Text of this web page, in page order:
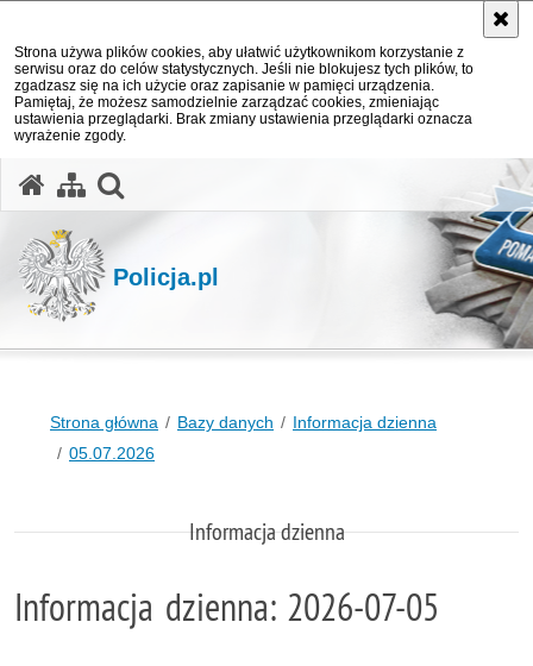
Strona używa plików cookies, aby ułatwić użytkownikom korzystanie z
serwisu oraz do celów statystycznych. Jeśli nie blokujesz tych plików, to
zgadzasz się na ich użycie oraz zapisanie w pamięci urządzenia.
Pamiętaj, że możesz samodzielnie zarządzać cookies, zmieniając
ustawienia przeglądarki. Brak zmiany ustawienia przeglądarki oznacza
wyrażenie zgody.
Policja.pl
Strona główna Bazy danych
Informacja dzienna
05.07.2026
Informacja dzienna
Informacja dzienna: 2026-07-05